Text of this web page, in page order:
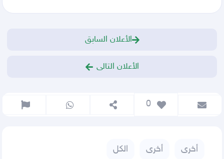
الأعلان السابق
الأعلان التالى
أخرى أخرى الكل